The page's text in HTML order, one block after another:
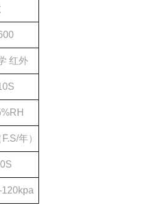
红外
F.S/年）
0S
20kpa